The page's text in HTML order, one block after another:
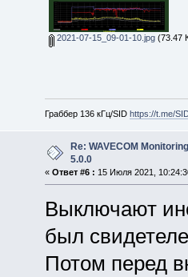
2021-07-15_09-01-10.jpg(73.47
Граббер 136 кГц/SID https://t.me/
Re: WAVECOM
5.0.0
« Ответ #6 : 15 Июля 2021,
Выключают
был
Потом перед